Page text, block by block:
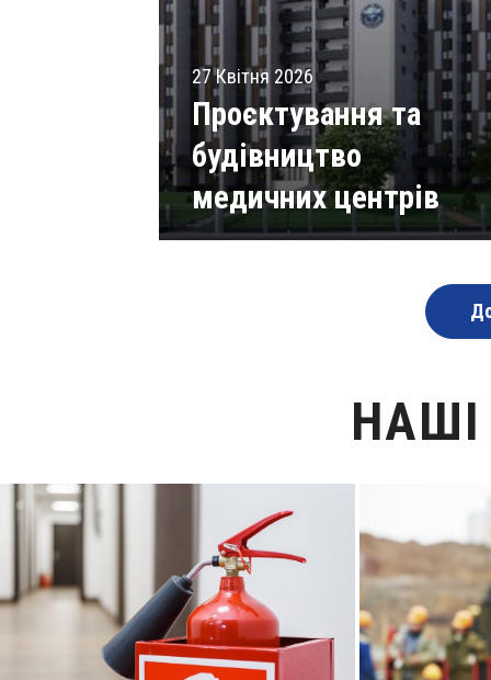
27 Квітня 2026
Проєктування та
будівництво
медичних центрів